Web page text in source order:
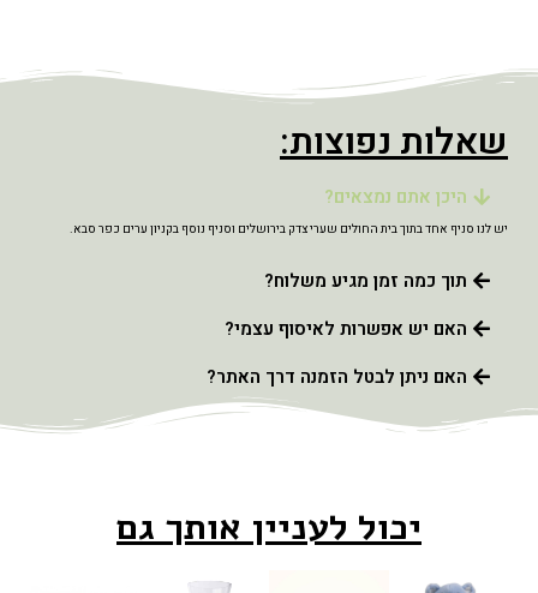
שאלות נפוצות:
היכן אתם נמצאים?
יש לנו סניף אחד בתוך בית החולים שערי צדק בירושלים וסניף נוסף בקניון ערים כפר סבא.
תוך כמה זמן מגיע משלוח?
האם יש אפשרות לאיסוף עצמי?
האם ניתן לבטל הזמנה דרך האתר?
יכול לעניין אותך גם